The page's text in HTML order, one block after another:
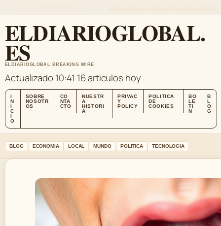
ELDIARIOGLOBAL.
ES
ELDIARIOGLOBAL BREAKING WIRE
Actualizado 10:41 16 articulos hoy
I
N
I
C
I
O
SOBRE
NOSOTR
OS
CO
NTA
CTO
NUESTR
A
HISTORI
A
PRIVAC
Y
POLICY
POLITICA
DE
COOKIES
BO
LE
TI
N
B
L
O
G
BLOG ECONOMIA LOCAL MUNDO POLITICA TECNOLOGIA